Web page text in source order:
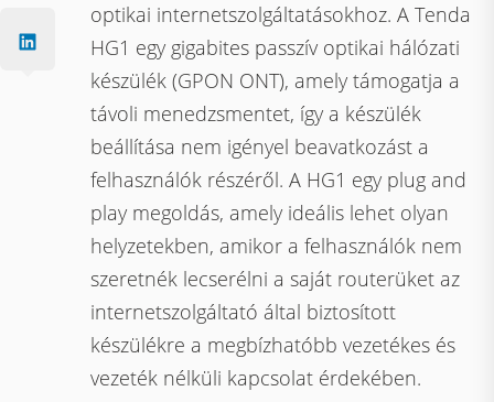
optikai internetszolgáltatásokhoz. A Tenda
HG1 egy gigabites passzív optikai hálózati
készülék (GPON ONT), amely támogatja a
távoli menedzsmentet, így a készülék
beállítása nem igényel beavatkozást a
felhasználók részéről. A HG1 egy plug and
play megoldás, amely ideális lehet olyan
helyzetekben, amikor a felhasználók nem
szeretnék lecserélni a saját routerüket az
internetszolgáltató által biztosított
készülékre a megbízhatóbb vezetékes és
vezeték nélküli kapcsolat érdekében.